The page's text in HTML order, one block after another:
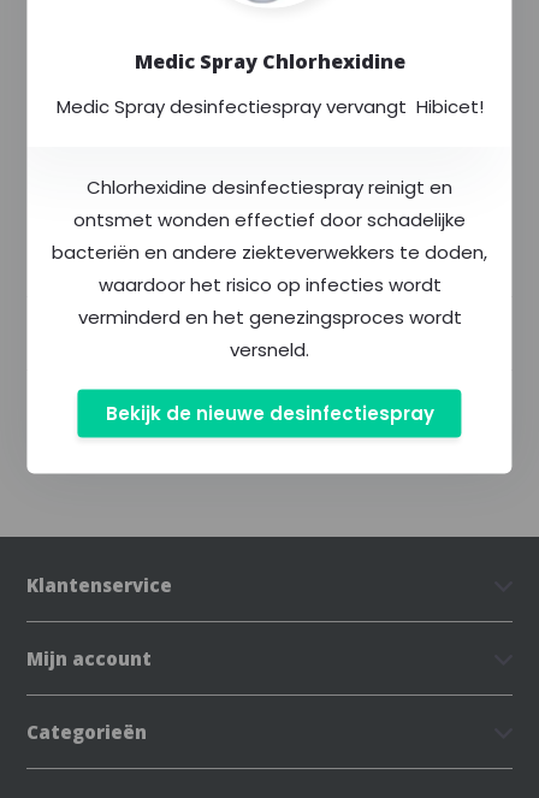
Rode Kruis
Altijdscherp geprijsd
Productomschrijving
Klantenservice
Mijn account
Categorieën
Medic Spray Chlorhexidine
Medic Spray desinfectiespray vervangt Hibicet!
Chlorhexidine desinfectiespray reinigt en
ontsmet wonden effectief door schadelijke
bacteriën en andere ziekteverwekkers te doden,
waardoor het risico op infecties wordt
verminderd en het genezingsproces wordt
versneld.
Bekijk de nieuwe desinfectiespray